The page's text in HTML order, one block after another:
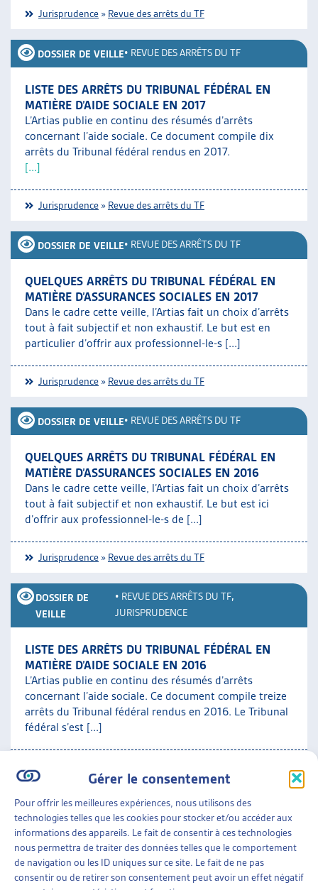
Gérer le consentement
Pour offrir les meilleures expériences, nous utilisons des
technologies telles que les cookies pour stocker et/ou accéder aux
informations des appareils. Le fait de consentir à ces technologies
nous permettra de traiter des données telles que le comportement
de navigation ou les ID uniques sur ce site. Le fait de ne pas
consentir ou de retirer son consentement peut avoir un effet négatif
Jurisprudence » Revue des arrêts du TF
DOSSIER DE VEILLE• REVUE DES ARRÊTS DU TF
LISTE DES ARRÊTS DU TRIBUNAL FÉDÉRAL EN
MATIÈRE D’AIDE SOCIALE EN 2017
L’Artias publie en continu des résumés d’arrêts
concernant l’aide sociale. Ce document compile dix
arrêts du Tribunal fédéral rendus en 2017.
[...]
Jurisprudence » Revue des arrêts du TF
DOSSIER DE VEILLE• REVUE DES ARRÊTS DU TF
QUELQUES ARRÊTS DU TRIBUNAL FÉDÉRAL EN
MATIÈRE D’ASSURANCES SOCIALES EN 2017
Dans le cadre cette veille, l’Artias fait un choix d’arrêts
tout à fait subjectif et non exhaustif. Le but est en
particulier d’offrir aux professionnel-le-s [...]
Jurisprudence » Revue des arrêts du TF
DOSSIER DE VEILLE• REVUE DES ARRÊTS DU TF
QUELQUES ARRÊTS DU TRIBUNAL FÉDÉRAL EN
MATIÈRE D’ASSURANCES SOCIALES EN 2016
Dans le cadre cette veille, l’Artias fait un choix d’arrêts
tout à fait subjectif et non exhaustif. Le but est ici
d’offrir aux professionnel-le-s de [...]
Jurisprudence » Revue des arrêts du TF
DOSSIER DE
VEILLE
• REVUE DES ARRÊTS DU TF,
JURISPRUDENCE
LISTE DES ARRÊTS DU TRIBUNAL FÉDÉRAL EN
MATIÈRE D’AIDE SOCIALE EN 2016
L’Artias publie en continu des résumés d’arrêts
concernant l’aide sociale. Ce document compile treize
arrêts du Tribunal fédéral rendus en 2016. Le Tribunal
fédéral s’est [...]
DOSSIER DE VEILLE•REVUE DES ARRÊTS DU TF
LISTE DES ARRÊTS DU TRIBUNAL FÉDÉRAL EN
MATIÈRE D’AIDE SOCIALE EN 2015
L’Artias publie en continu des résumés d’arrêts